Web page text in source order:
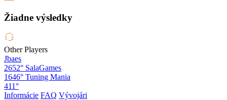
Žiadne výsledky
Other Players
Jbaes
2652° SalaGames
1646° Tuning Mania
411°
Informácie FAQ Vývojári